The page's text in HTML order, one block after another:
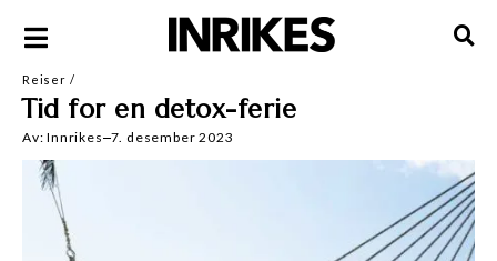
Reiser /
Tid for en detox-ferie
Av: Innrikes 7. desember 2023